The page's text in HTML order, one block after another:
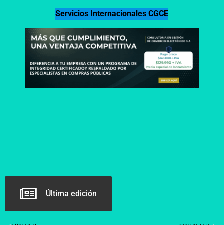
Servicios Internacionales CGCE
Última edición